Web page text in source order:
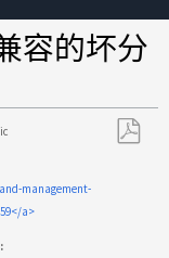
容的坏分
management-
a>